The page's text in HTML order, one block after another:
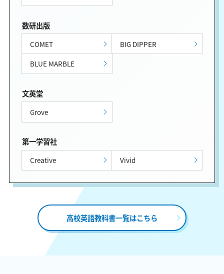
数研出版
COMET
BIG DIPPER
BLUE MARBLE
文英堂
Grove
第一学習社
Creative Vivid
高校英語教科書一覧はこちら